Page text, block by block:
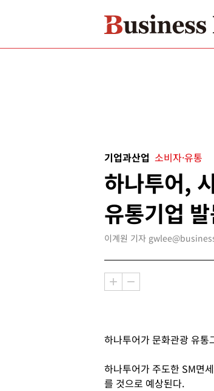
기업과산업 소비자·유통
하나투어,
유통기업
이계원 기자
하나투어가 문화관광 유
하나투어가 주도한 SM면
를 것으로 예상된다.